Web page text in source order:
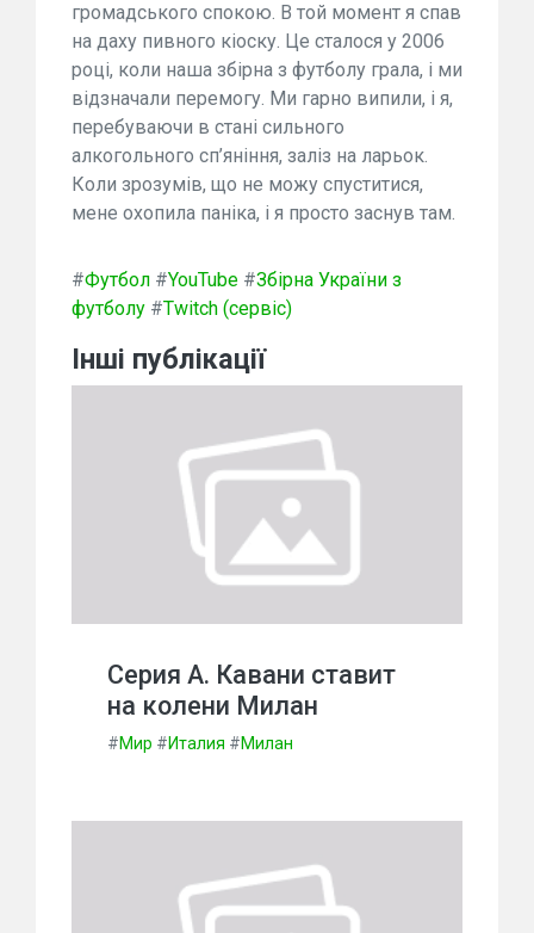
громадського спокою. В той момент я спав
на даху пивного кіоску. Це сталося у 2006
році, коли наша збірна з футболу грала, і ми
відзначали перемогу. Ми гарно випили, і я,
перебуваючи в стані сильного
алкогольного сп’яніння, заліз на ларьок.
Коли зрозумів, що не можу спуститися,
мене охопила паніка, і я просто заснув там.
#Футбол #YouTube #Збірна України з
футболу #Twitch (сервіс)
Інші публікації
Серия А. Кавани ставит
на колени Милан
#Мир #Италия #Милан